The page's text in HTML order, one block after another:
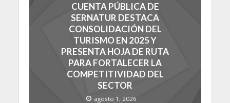
CUENTA PÚBLICA DE
SERNATUR DESTACA
CONSOLIDACIÓN DEL
TURISMO EN 2025 Y
PRESENTA HOJA DE RUTA
PARA FORTALECER LA
COMPETITIVIDAD DEL
SECTOR
agosto 1, 2026